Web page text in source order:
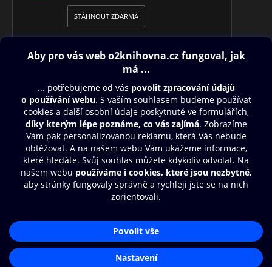
STÁHNOUT ZDARMA
Obsah ke stažení
Moje O2 Knihovna
Další zábava
© O2 Czech Republic a.s.
Zásady zpracování osobních údajůAplikace O2 Knihovna
Čti a poslouchej své e-knihy a